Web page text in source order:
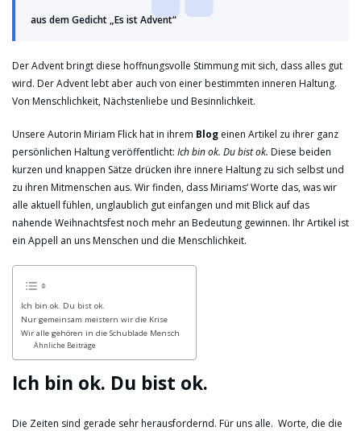
aus dem Gedicht „Es ist Advent“
Der Advent bringt diese hoffnungsvolle Stimmung mit sich, dass alles gut
wird. Der Advent lebt aber auch von einer bestimmten inneren Haltung.
Von Menschlichkeit, Nächstenliebe und Besinnlichkeit.
Unsere Autorin Miriam Flick hat in ihrem Blog einen Artikel zu ihrer ganz
persönlichen Haltung veröffentlicht: Ich bin ok. Du bist ok. Diese beiden
kurzen und knappen Sätze drücken ihre innere Haltung zu sich selbst und
zu ihren Mitmenschen aus. Wir finden, dass Miriams‘ Worte das, was wir
alle aktuell fühlen, unglaublich gut einfangen und mit Blick auf das
nahende Weihnachtsfest noch mehr an Bedeutung gewinnen. Ihr Artikel ist
ein Appell an uns Menschen und die Menschlichkeit.
Ich bin ok. Du bist ok.
Nur gemeinsam meistern wir die Krise
Wir alle gehören in die Schublade Mensch
Ähnliche Beiträge
Ich bin ok. Du bist ok.
Die Zeiten sind gerade sehr herausfordernd. Für uns alle. Worte, die die